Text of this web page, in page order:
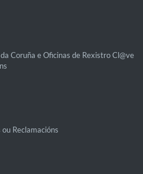
Coruña e Oficinas de Rexistro Cl@ve
Reclamacións